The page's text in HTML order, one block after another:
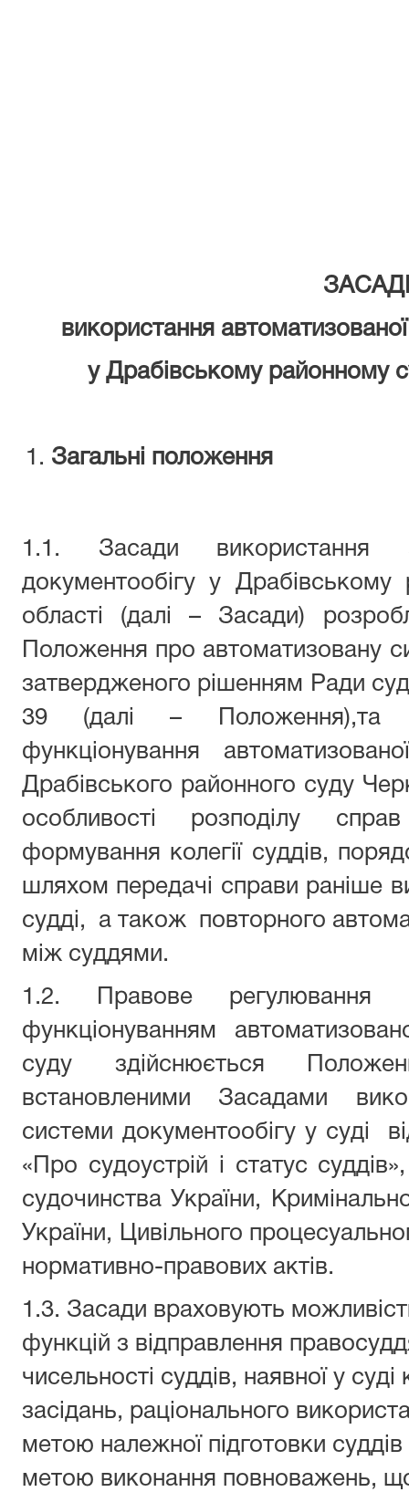
використання
у Драбівському районному
Загальні положення
1.1. Засади використання
документообігу у Драбівському
області (далі – Засади)
Положення про автоматизовану
затвердженого рішенням Ради
39 (далі – Положення),та
функціонування
Драбівського районного суду
особливості розподілу
формування колегії суддів,
шляхом передачі справи раніше
судді, а також повторного
між суддями.
1.2. Правове регулювання
функціонуванням
суду здійснюється
встановленими Засадами
системи документообігу у суді
«Про судоустрій і статус
судочинства України,
України, Цивільного
нормативно-правових актів.
1.3. Засади враховують
функцій з відправлення
чисельності суддів, наявної у суді
засідань, раціонального
метою належної підготовки
метою виконання повноважень,